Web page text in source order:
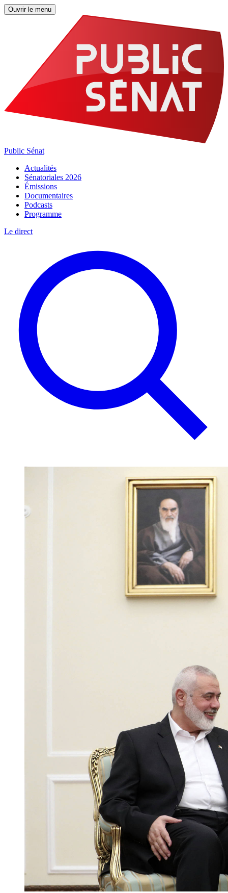
Ouvrir le menu
Public Sénat
Actualités
Sénatoriales 2026
Émissions
Documentaires
Podcasts
Programme
Le direct